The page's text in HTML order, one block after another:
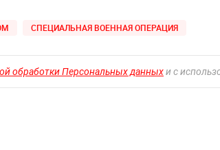
СПЕЦИАЛЬНАЯ ВОЕННАЯ ОПЕРАЦИЯ
обработки Персональных данныхи с